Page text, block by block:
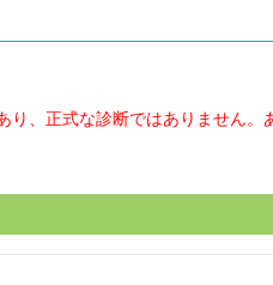
、正式な診断ではありません。